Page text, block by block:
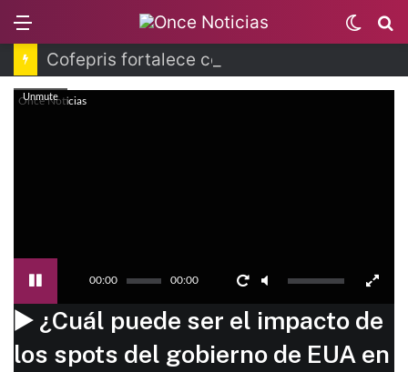
Switch
skin
▶️ ¿Cuál puede ser el impacto de
los spots del gobierno de EUA en
00:00 00:00
Once Noticias
Unmute